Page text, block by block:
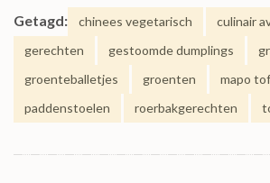
Getagd: chinees vegetarisch
culinair
gerechten
gestoomde dumplings
groenteballetjes
groenten mapo
paddenstoelen
roerbakgerechten